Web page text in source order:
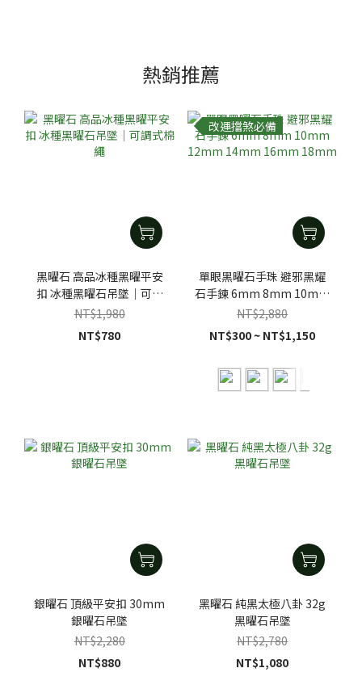
熱銷推薦
黑曜石 高品冰種黑曜平安
扣 冰種黑曜石吊墜｜可調
式棉繩
NT$1,980
NT$780
改運擋煞必備
單眼黑曜石手珠 避邪黑耀
石手鍊 6mm 8mm 10mm
12mm 14mm 16mm
NT$2,880
NT$300 ~ NT$1,150
銀曜石 頂級平安扣 30mm
銀曜石吊墜
NT$2,280
NT$880
黑曜石 純黑太極八卦 32g
黑曜石吊墜
NT$2,780
NT$1,080